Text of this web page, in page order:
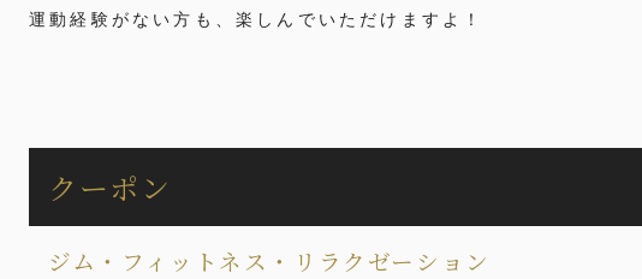
運動経験がない方も、楽しんでいただけますよ！
クーポン
ジム・フィットネス・リラクゼーション